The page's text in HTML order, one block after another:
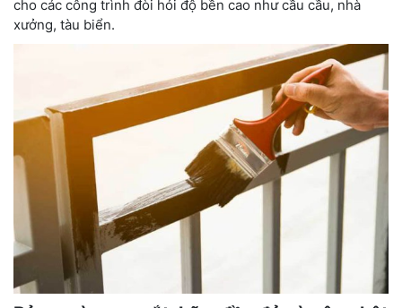
cho các công trình đòi hỏi độ bền cao như cầu cầu, nhà
xưởng, tàu biển.